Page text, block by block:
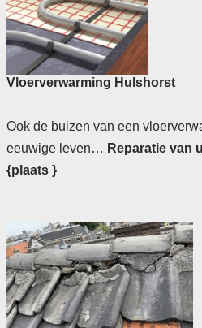
Vloerverwarming Hulshorst
Ook de buizen van een
eeuwige leven… Reparatie van
{plaats }